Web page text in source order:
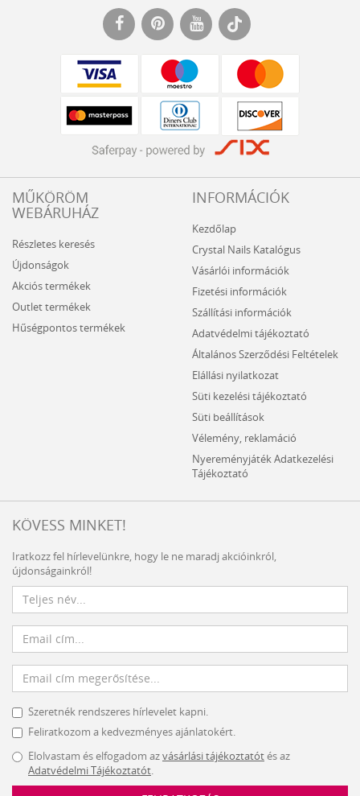
MŰKÖRÖM
WEBÁRUHÁZ
Részletes keresés
Újdonságok
Akciós termékek
Outlet termékek
Hűségpontos termékek
INFORMÁCIÓK
Kezdőlap
Crystal Nails Katalógus
Vásárlói információk
Fizetési információk
Szállítási információk
Adatvédelmi tájékoztató
Általános Szerződési Feltételek
Elállási nyilatkozat
Süti kezelési tájékoztató
Süti beállítások
Vélemény, reklamáció
Nyereményjáték Adatkezelési
Tájékoztató
KÖVESS MINKET!
Iratkozz fel hírlevelünkre, hogy le ne maradj akcióinkról,
újdonságainkról!
Szeretnék rendszeres hírlevelet kapni.
Feliratkozom a kedvezményes ajánlatokért.
Elolvastam és elfogadom azvásárlási tájékoztatótés az
Adatvédelmi Tájékoztatót.